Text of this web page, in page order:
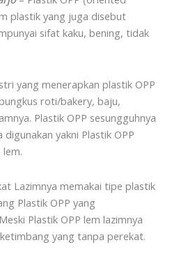
plastik yang juga disebut
sifat kaku, bening, tidak
yang menerapkan plastik OPP
roti/bakery, baju,
Plastik OPP sesungguhnya
yakni Plastik OPP
Lazimnya memakai tipe plastik
Plastik OPP yang
Plastik OPP lem lazimnya
yang tanpa perekat.